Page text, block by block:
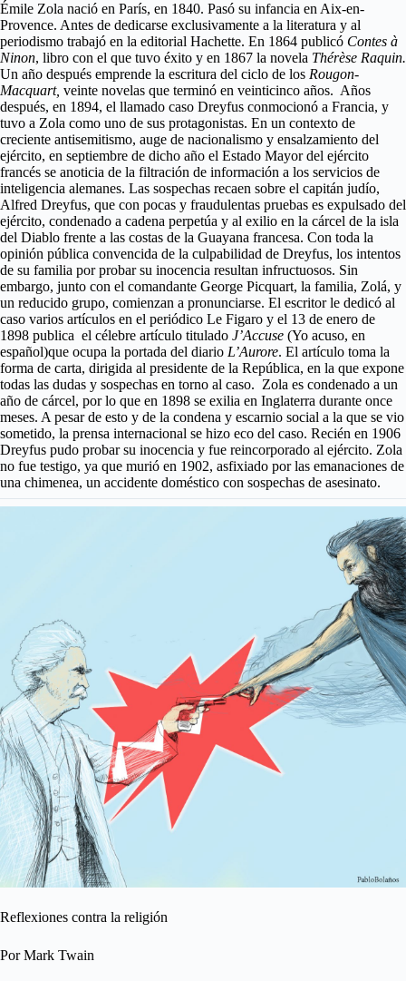
Émile Zola nació en París, en 1840. Pasó su infancia en Aix-en-
Provence. Antes de dedicarse exclusivamente a la literatura y al
periodismo trabajó en la editorial Hachette. En 1864 publicó Contes à
Ninon, libro con el que tuvo éxito y en 1867 la novela Thérèse Raquin.
Un año después emprende la escritura del ciclo de los Rougon-
Macquart, veinte novelas que terminó en veinticinco años. Años
después, en 1894, el llamado caso Dreyfus conmocionó a Francia, y
tuvo a Zola como uno de sus protagonistas. En un contexto de
creciente antisemitismo, auge de nacionalismo y ensalzamiento del
ejército, en septiembre de dicho año el Estado Mayor del ejército
francés se anoticia de la filtración de información a los servicios de
inteligencia alemanes. Las sospechas recaen sobre el capitán judío,
Alfred Dreyfus, que con pocas y fraudulentas pruebas es expulsado del
ejército, condenado a cadena perpetúa y al exilio en la cárcel de la isla
del Diablo frente a las costas de la Guayana francesa. Con toda la
opinión pública convencida de la culpabilidad de Dreyfus, los intentos
de su familia por probar su inocencia resultan infructuosos. Sin
embargo, junto con el comandante George Picquart, la familia, Zolá, y
un reducido grupo, comienzan a pronunciarse. El escritor le dedicó al
caso varios artículos en el periódico Le Figaro y el 13 de enero de
1898 publica el célebre artículo titulado J’Accuse (Yo acuso, en
español)que ocupa la portada del diario L’Aurore. El artículo toma la
forma de carta, dirigida al presidente de la República, en la que expone
todas las dudas y sospechas en torno al caso. Zola es condenado a un
año de cárcel, por lo que en 1898 se exilia en Inglaterra durante once
meses. A pesar de esto y de la condena y escarnio social a la que se vio
sometido, la prensa internacional se hizo eco del caso. Recién en 1906
Dreyfus pudo probar su inocencia y fue reincorporado al ejército. Zola
no fue testigo, ya que murió en 1902, asfixiado por las emanaciones de
una chimenea, un accidente doméstico con sospechas de asesinato.
Reflexiones contra la religión
Por Mark Twain